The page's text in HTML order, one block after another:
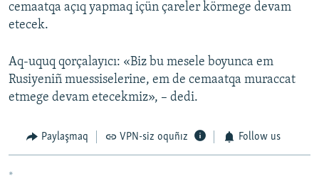
cemaatqa açıq yapmaq içün çareler körmege devam
etecek.
Aq-uquq qorçalayıcı: «Biz bu mesele boyunca em
Rusiyeniñ muessiselerine, em de cemaatqa muraccat
etmege devam etecekmiz», – dedi.
Paylaşmaq VPN-siz oquñız Follow us
*